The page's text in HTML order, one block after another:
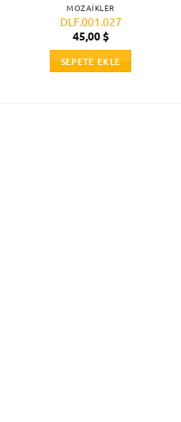
MOZAIKLER
DLF.001.027
45,00$
SEPETE EKLE